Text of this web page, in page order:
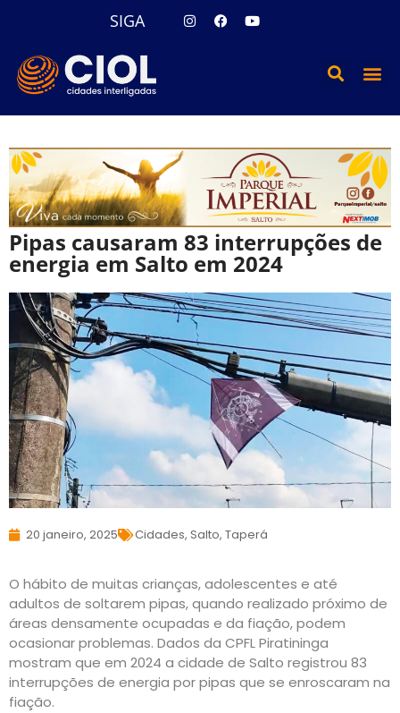
SIGA
Pipas causaram 83 interrupções de
energia em Salto em 2024
20 janeiro, 2025 Cidades, Salto, Taperá
O hábito de muitas crianças, adolescentes e até
adultos de soltarem pipas, quando realizado próximo de
áreas densamente ocupadas e da fiação, podem
ocasionar problemas. Dados da CPFL Piratininga
mostram que em 2024 a cidade de Salto registrou 83
interrupções de energia por pipas que se enroscaram na
fiação.